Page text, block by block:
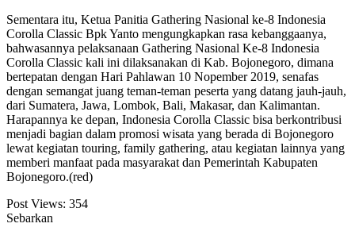
Sementara itu, Ketua Panitia Gathering Nasional ke-8 Indonesia
Corolla Classic Bpk Yanto mengungkapkan rasa kebanggaanya,
bahwasannya pelaksanaan Gathering Nasional Ke-8 Indonesia
Corolla Classic kali ini dilaksanakan di Kab. Bojonegoro, dimana
bertepatan dengan Hari Pahlawan 10 Nopember 2019, senafas
dengan semangat juang teman-teman peserta yang datang jauh-jauh,
dari Sumatera, Jawa, Lombok, Bali, Makasar, dan Kalimantan.
Harapannya ke depan, Indonesia Corolla Classic bisa berkontribusi
menjadi bagian dalam promosi wisata yang berada di Bojonegoro
lewat kegiatan touring, family gathering, atau kegiatan lainnya yang
memberi manfaat pada masyarakat dan Pemerintah Kabupaten
Bojonegoro.(red)
Post Views: 354
Sebarkan